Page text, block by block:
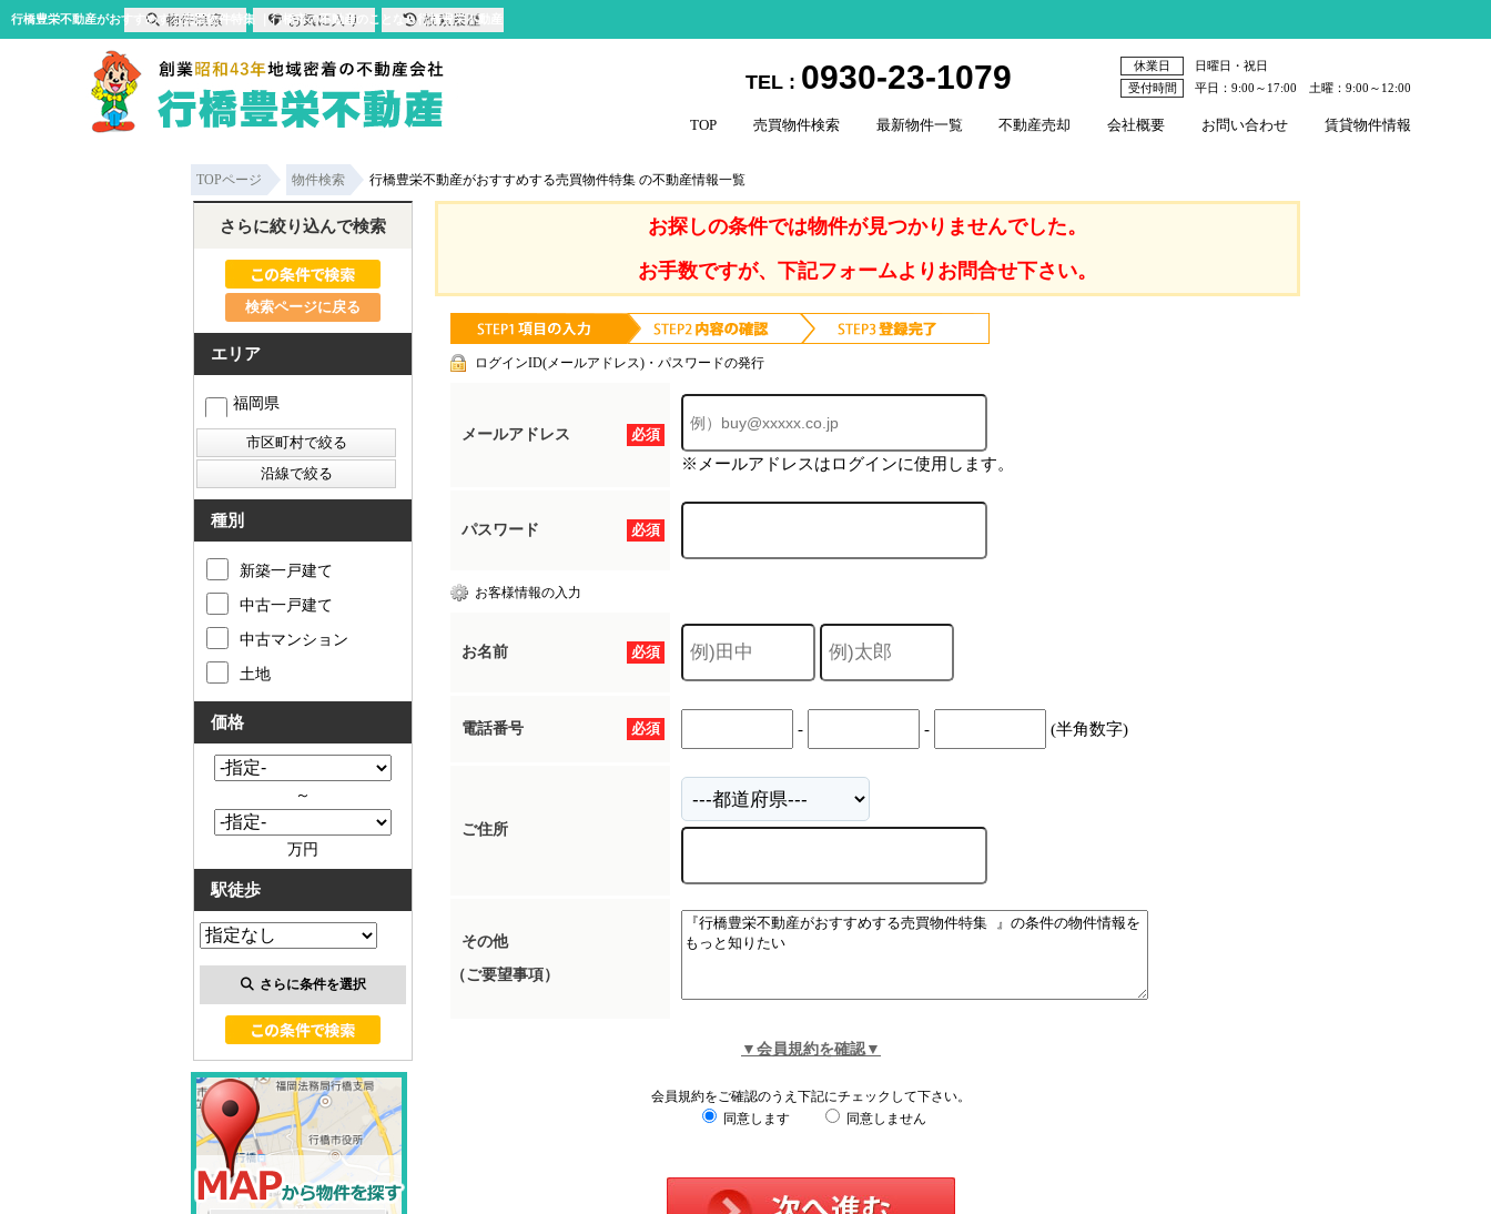
行橋豊栄不動産がおすすめする売買物件特集 ｜行橋市の不動産のことなら行橋豊栄不動産
TEL : 0930-23-1079 休業日
日曜日・祝日
受付時間
平日：9:00～17:00 土曜：9:00～12:00
TOP 売買物件検索 最新物件一覧 不動産売却 会社概要 お問い合わせ 賃貸物件情報
TOPページ 物件検索 行橋豊栄不動産がおすすめする売買物件特集 の不動産情報一覧
お探しの条件では物件が見つかりませんでした。
お手数ですが、下記フォームよりお問合せ下さい。
ログインID(メールアドレス)・パスワードの発行
必須
メールアドレス
※メールアドレスはログインに使用します。
必須
パスワード
お客様情報の入力
必須
お名前
必須
電話番号 - - (半角数字)
ご住所
その他
（ご要望事項）
▼会員規約を確認▼
会員規約をご確認のうえ下記にチェックして下さい。
同意します
同意しません
さらに絞り込んで検索
検索ページに戻る
エリア
福岡県
種別
新築一戸建て
中古一戸建て
中古マンション
土地
価格
～
万円
駅徒歩
さらに条件を選択
物件検索 お気に入り 検索履歴